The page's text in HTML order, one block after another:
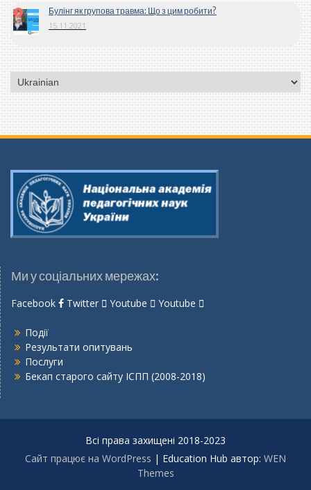
Булінг як групова травма: Що з цим робити?
15.11.2021
Вибрати
мову
Ми у соціальних мережах:
Facebook Twitter Youtube Youtube
Події
Результати опитувань
Послуги
Бекап старого сайту ІСПП (2008-2018)
Всі права захищені 2018-2023
Сайт працює на WordPress | Education Hub автор: WEN
Themes